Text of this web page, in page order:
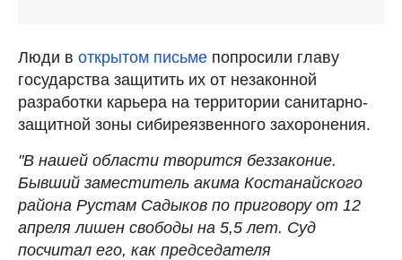
Люди в открытом письме попросили главу
государства защитить их от незаконной
разработки карьера на территории санитарно-
защитной зоны сибиреязвенного захоронения.
"В нашей области творится беззаконие.
Бывший заместитель акима Костанайского
района Рустам Садыков по приговору от 12
апреля лишен свободы на 5,5 лет. Суд
посчитал его, как председателя